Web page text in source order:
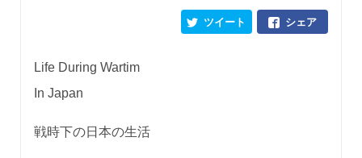
シェア
ツイート
Life During Wartim
In Japan
戦時下の日本の生活